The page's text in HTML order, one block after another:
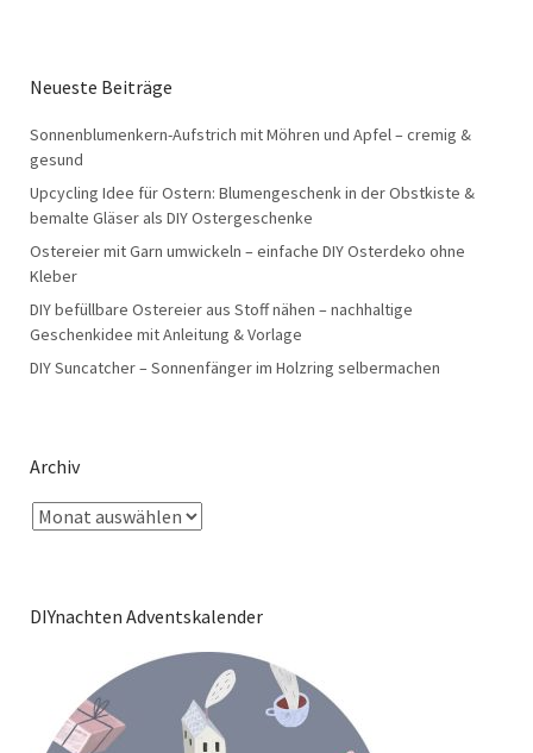
Neueste Beiträge
Sonnenblumenkern-Aufstrich mit Möhren und Apfel – cremig &
gesund
Upcycling Idee für Ostern: Blumengeschenk in der Obstkiste &
bemalte Gläser als DIY Ostergeschenke
Ostereier mit Garn umwickeln – einfache DIY Osterdeko ohne
Kleber
DIY befüllbare Ostereier aus Stoff nähen – nachhaltige
Geschenkidee mit Anleitung & Vorlage
DIY Suncatcher – Sonnenfänger im Holzring selbermachen
Archiv
DIYnachten Adventskalender